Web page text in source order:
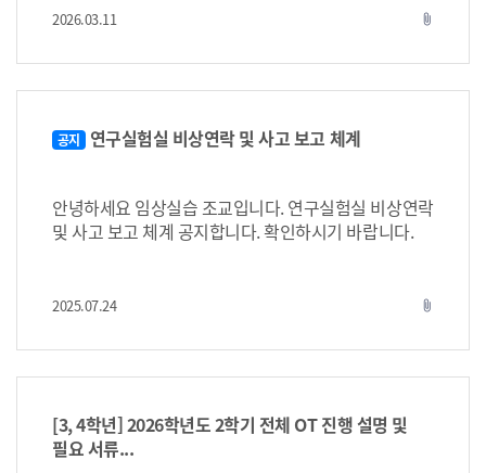
속항원검사 진행 시 확인서 스캔 및 복사하여 제출 I
습 진행 시 제출 서류 1. 본인 확진인 경우 - 조퇴/결석
보고서 - 신속항원검사 양성확인서/PCR검사결과 문자
시 특이사항보고서도 함께 제출해주셔야 합니다.(학과
결과 문자 캡쳐본(발신자 표기 필수) - 동거가족 증빙서
류(주민등록등본/가족관계증명서) 보고서는 교수님
종료된 다음주 금요일까지 제출하세요.** ex. 8/31(월)~
제출 결석 및 지각, 조퇴시 서류 제출 전 사전 보고가 우
선입니다. 해당 실습부서, 담당교수님, 임상실습조교에
실습 교과목 수강이 불가합니다. 항체확인 및 예방접종
정해진 기한까지 미제출 및 지각제출시 실습기관 제한
및 실습성적에 반영 등이 될 수 있으니 참고하기 바랍니
출합니다. 학생> 1. E-class 2026학년도 2학년 예방접
번-이름.pdf [설문] 2026학년도 2학년 예방접종 및 면
역상태 응시 2. 작성한 예방접종 및 면역상태 서류를 반
후부터 검사하시기 바랍니다. 종류에 따라 예방접종 완
기 바랍니다. 교수님과 면담시 확인 할 수 있으므로 미
리 접종 준비하기 바랍니다. ** 예방접종 후 항체검사
가 없을 경우에만 예방접종 증명서가 인정됩니다. 항목
접종간격 비고 A형 간염 6개월 간격 2회 항체검사(혈액)
2026.03.11 attach_file
공지 연구실험실 비상연락 및 사고 보고 체계
안녕하세요 임상실습 조교입니다. 연구실험실 비상연락
및 사고 보고 체계 공지합니다. 확인하시기 바랍니다.
2025.07.24 attach_file
[3, 4학년] 2026학년도 2학기 전체 OT 진행 설명 및
필요 서류...